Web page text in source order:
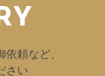
頼など、
さい